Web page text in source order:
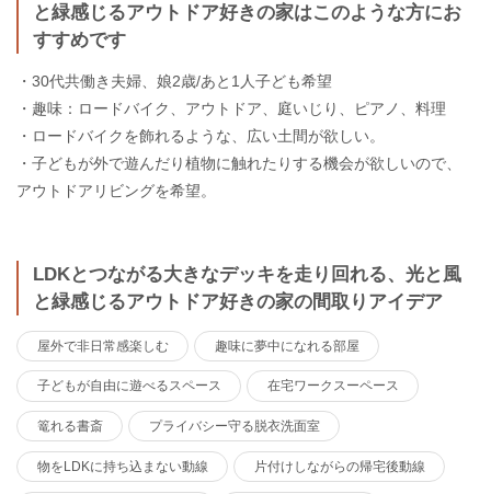
と緑感じるアウトドア好きの家はこのような方にお
すすめです
・30代共働き夫婦、娘2歳/あと1人子ども希望
・趣味：ロードバイク、アウトドア、庭いじり、ピアノ、料理
・ロードバイクを飾れるような、広い土間が欲しい。
・子どもが外で遊んだり植物に触れたりする機会が欲しいので、
アウトドアリビングを希望。
LDKとつながる大きなデッキを走り回れる、光と風
と緑感じるアウトドア好きの家の間取りアイデア
屋外で非日常感楽しむ 趣味に夢中になれる部屋
子どもが自由に遊べるスペース 在宅ワークスーペース
篭れる書斎 プライバシー守る脱衣洗面室
物をLDKに持ち込まない動線 片付けしながらの帰宅後動線